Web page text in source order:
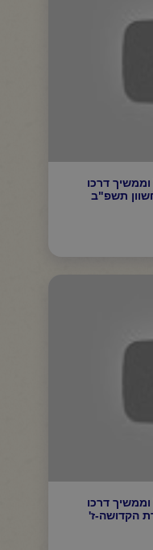
דרכו
תשפ"ב
דרכו
הקדושה-ז'